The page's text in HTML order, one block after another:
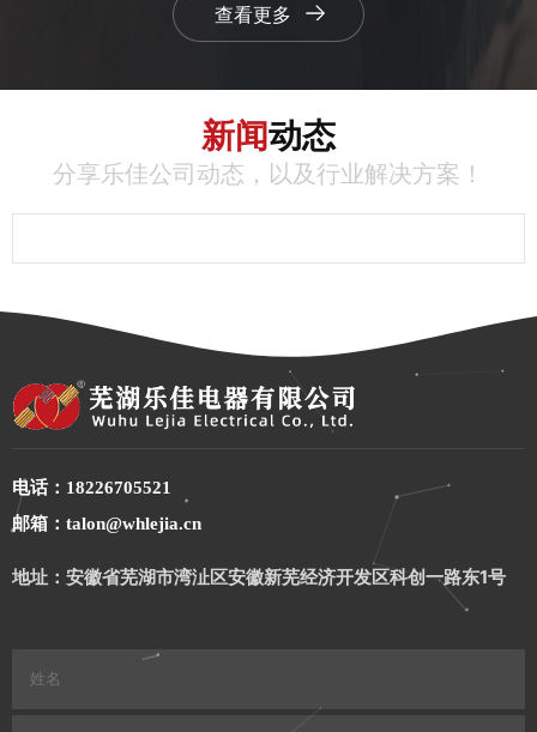
查看更多
新闻动态
分享乐佳公司动态，以及行业解决方案！
电话：18226705521
邮箱：talon@whlejia.cn
地址：安徽省芜湖市湾沚区安徽新芜经济开发区科创一路东1号